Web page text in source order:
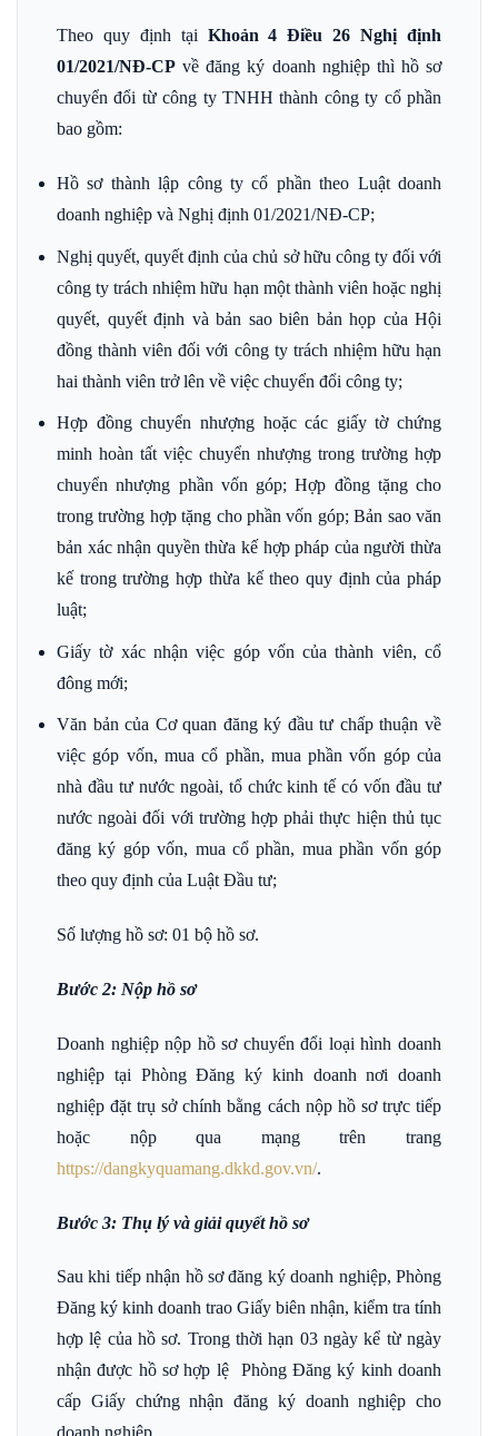
Theo quy định tại Khoản 4 Điều 26Nghị định
01/2021/NĐ-CP về đăng ký doanh nghiệp thì hồ sơ
chuyển đổi từ công ty TNHH thành công ty cổ phần
bao gồm:
Hồ sơ thành lập công ty cổ phần theo Luật doanh
doanh nghiệp và Nghị định 01/2021/NĐ-CP;
Nghị quyết, quyết định của chủ sở hữu công ty đối với
công ty trách nhiệm hữu hạn một thành viên hoặc nghị
quyết, quyết định và bản sao biên bản họp của Hội
đồng thành viên đối với công ty trách nhiệm hữu hạn
hai thành viên trở lên về việc chuyển đổi công ty;
Hợp đồng chuyển nhượng hoặc các giấy tờ chứng
minh hoàn tất việc chuyển nhượng trong trường hợp
chuyển nhượng phần vốn góp; Hợp đồng tặng cho
trong trường hợp tặng cho phần vốn góp; Bản sao văn
bản xác nhận quyền thừa kế hợp pháp của người thừa
kế trong trường hợp thừa kế theo quy định của pháp
luật;
Giấy tờ xác nhận việc góp vốn của thành viên, cổ
đông mới;
Văn bản của Cơ quan đăng ký đầu tư chấp thuận về
việc góp vốn, mua cổ phần, mua phần vốn góp của
nhà đầu tư nước ngoài, tổ chức kinh tế có vốn đầu tư
nước ngoài đối với trường hợp phải thực hiện thủ tục
đăng ký góp vốn, mua cổ phần, mua phần vốn góp
theo quy định của Luật Đầu tư;
Số lượng hồ sơ: 01 bộ hồ sơ.
Bước 2: Nộp hồ sơ
Doanh nghiệp nộp hồ sơ chuyển đổi loại hình doanh
nghiệp tại Phòng Đăng ký kinh doanh nơi doanh
nghiệp đặt trụ sở chính bằng cách nộp hồ sơ trực tiếp
hoặc nộp qua mạng trên trang
https://dangkyquamang.dkkd.gov.vn/.
Bước 3: Thụ lý và giải quyết hồ sơ
Sau khi tiếp nhận hồ sơ đăng ký doanh nghiệp, Phòng
Đăng ký kinh doanh trao Giấy biên nhận, kiểm tra tính
hợp lệ của hồ sơ. Trong thời hạn 03 ngày kể từ ngày
nhận được hồ sơ hợp lệ Phòng Đăng ký kinh doanh
cấp Giấy chứng nhận đăng ký doanh nghiệp cho